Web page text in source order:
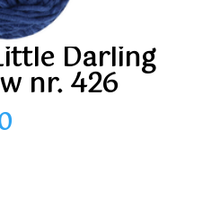
Darling
nr. 426
Huidige